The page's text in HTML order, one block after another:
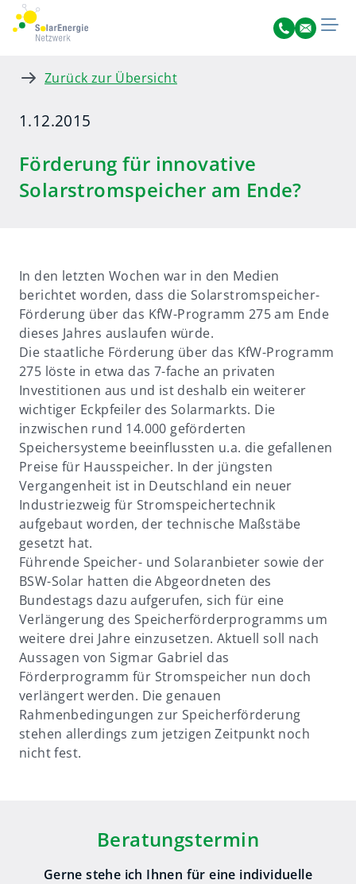
Zurück zur Übersicht
1.12.2015
Förderung für innovative
Solarstromspeicher am Ende?
In den letzten Wochen war in den Medien
berichtet worden, dass die Solarstromspeicher-
Förderung über das KfW-Programm 275 am Ende
dieses Jahres auslaufen würde.
Die staatliche Förderung über das KfW-Programm
275 löste in etwa das 7-fache an privaten
Investitionen aus und ist deshalb ein weiterer
wichtiger Eckpfeiler des Solarmarkts. Die
inzwischen rund 14.000 geförderten
Speichersysteme beeinflussten u.a. die gefallenen
Preise für Hausspeicher. In der jüngsten
Vergangenheit ist in Deutschland ein neuer
Industriezweig für Stromspeichertechnik
aufgebaut worden, der technische Maßstäbe
gesetzt hat.
Führende Speicher- und Solaranbieter sowie der
BSW-Solar hatten die Abgeordneten des
Bundestags dazu aufgerufen, sich für eine
Verlängerung des Speicherförderprogramms um
weitere drei Jahre einzusetzen. Aktuell soll nach
Aussagen von Sigmar Gabriel das
Förderprogramm für Stromspeicher nun doch
verlängert werden. Die genauen
Rahmenbedingungen zur Speicherförderung
stehen allerdings zum jetzigen Zeitpunkt noch
nicht fest.
Beratungstermin
Gerne stehe ich Ihnen für eine individuelle